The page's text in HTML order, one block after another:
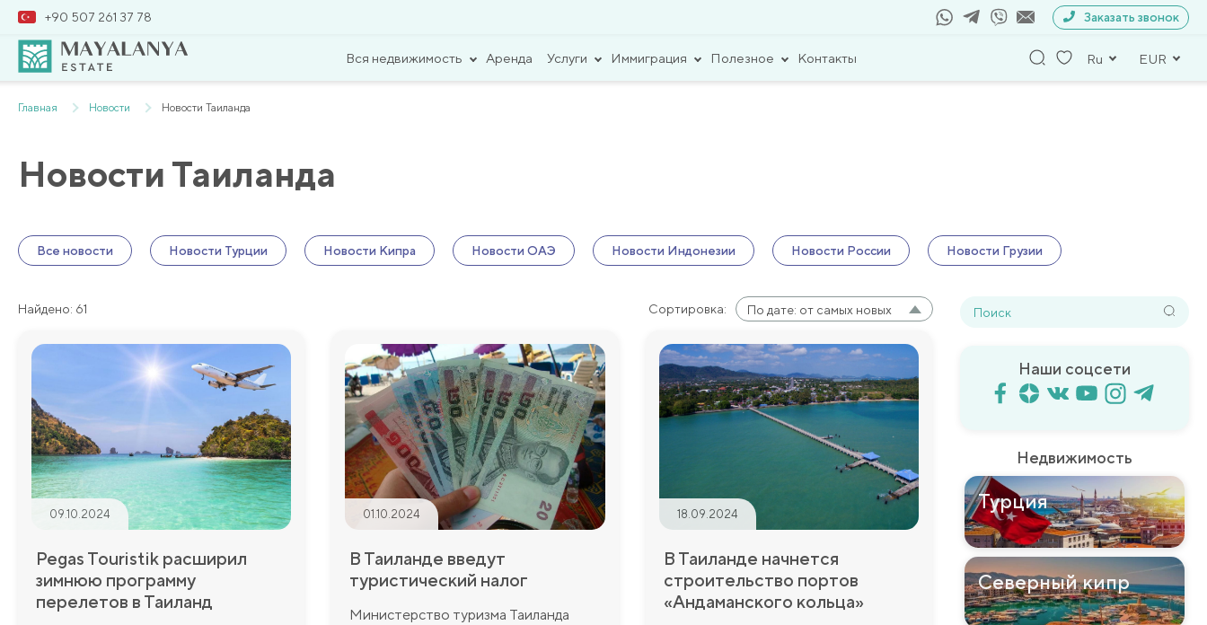
+90 507 261 37 78 Заказать звонок
Вся недвижимость Аренда Услуги Иммиграция Полезное Контакты Ru EUR
Главная Новости Новости Таиланда
Новости Таиланда
Все новости Новости Турции Новости Кипра Новости ОАЭ Новости Индонезии Новости России Новости Грузии
Найдено: 61 Сортировка: По дате: от самых новых
09.10.2024
Pegas Touristik расширил
зимнюю программу
перелетов в Таиланд
01.10.2024
В Таиланде введут
туристический налог
Министерство туризма Таиланда
18.09.2024
В Таиланде начнется
строительство портов
«Андаманского кольца»
Наши соцсети
Недвижимость
Турция
Северный кипр